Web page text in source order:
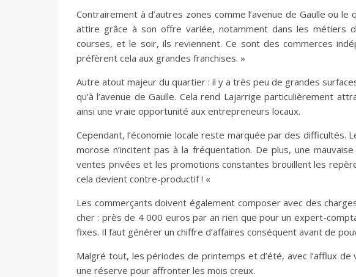
Contrairement à d’autres zones comme l’avenue de Gaulle ou
attire grâce à son offre variée, notamment dans les métiers
courses, et le soir, ils reviennent. Ce sont des commerces
préfèrent cela aux grandes franchises. »
Autre atout majeur du quartier : il y a très peu de grandes
qu’à l’avenue de Gaulle. Cela rend Lajarrige particulièrement
ainsi une vraie opportunité aux entrepreneurs locaux.
Cependant, l’économie locale reste marquée par des
morose n’incitent pas à la fréquentation. De plus, une
ventes privées et les promotions constantes brouillent les
cela devient contre-productif ! «
Les commerçants doivent également composer avec des
cher : près de 4 000 euros par an rien que pour un expert-
fixes. Il faut générer un chiffre d’affaires conséquent avant de
Malgré tout, les périodes de printemps et d’été, avec l’afflux
une réserve pour affronter les mois creux.